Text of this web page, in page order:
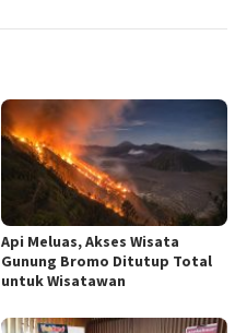
Api Meluas, Akses Wisata
Gunung Bromo Ditutup Total
untuk Wisatawan